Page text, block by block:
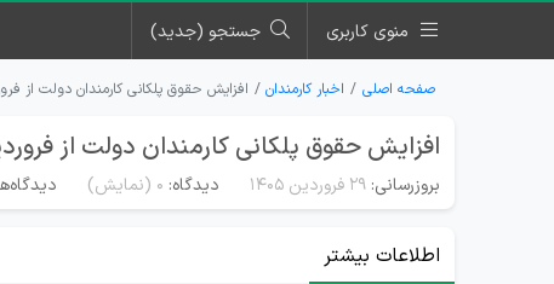
منوی کاربری جستجو (جدید)
صفحه اصلی اخبار کارمندان افزایش حقوق پلکانی کارمندان دولت از
افزایش حقوق پلکانی کارمندان دولت از فروردین
بروزرسانی: ۲۹ فروردین ۱۴۰۵ دیدگاه: 0 (نمایش)
اطلاعات بیشتر